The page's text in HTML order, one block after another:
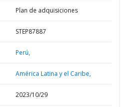
Plan de adquisiciones
STEP87887
Perú,
América Latina y el Caribe,
2023/10/29